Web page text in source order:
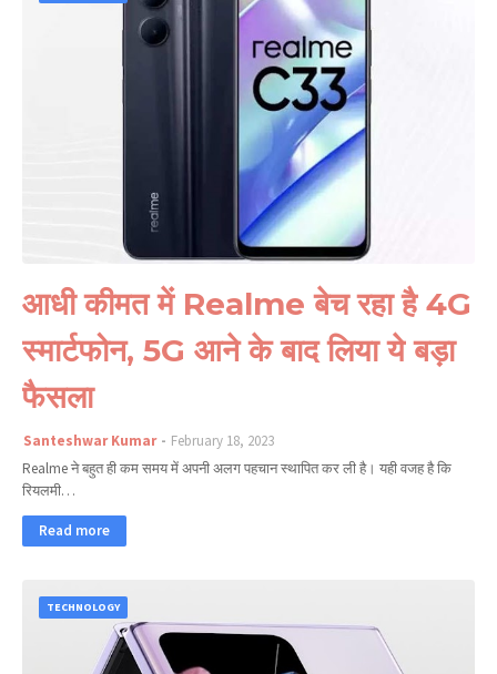
आधी कीमत में Realme बेच रहा है 4G
स्मार्टफोन, 5G आने के बाद लिया ये बड़ा
फैसला
Santeshwar Kumar
February 18, 2023
Realme ने बहुत ही कम समय में अपनी अलग पहचान स्थापित कर ली है। यही वजह है कि
रियलमी…
Read more
TECHNOLOGY